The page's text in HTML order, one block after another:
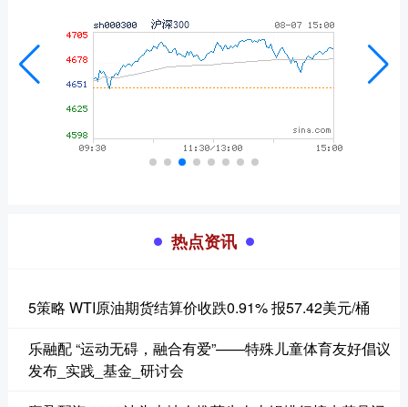
热点资讯
5策略 WTI原油期货结算价收跌0.91% 报57.42美元/桶
乐融配 “运动无碍，融合有爱”——特殊儿童体育友好倡议
发布_实践_基金_研讨会